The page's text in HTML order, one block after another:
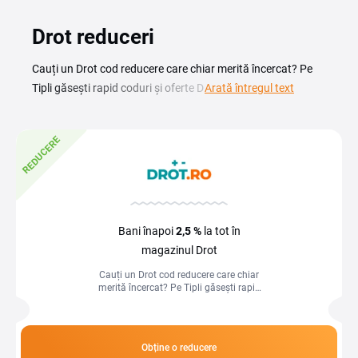
Drot reduceri
Cauți un Drot cod reducere care chiar merită încercat? Pe
Tipli găsești rapid coduri și oferte Drot, plus cashback pe
cashback înainte să intri în magazin ca să economisești
dublu, simplu și clar.
Arată întregul text
REDUCERE
Bani înapoi2,5 %la tot în
magazinul Drot
Cauți un Drot cod reducere care chiar
merită încercat? Pe Tipli găsești rapid
Obține o reducere